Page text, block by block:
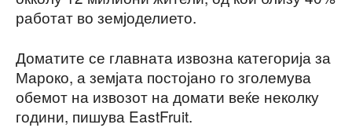
работат во земјоделието.
Доматите се главната извозна категорија за
Мароко, а земјата постојано го зголемува
обемот на извозот на домати веќе неколку
години, пишува EastFruit.